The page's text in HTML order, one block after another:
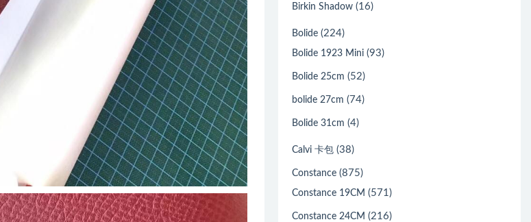
Birkin Shadow (16)
Bolide (224)
Bolide 1923 Mini (93)
Bolide 25cm (52)
bolide 27cm (74)
Bolide 31cm (4)
Calvi 卡包 (38)
Constance (875)
Constance 19CM (571)
Constance 24CM (216)